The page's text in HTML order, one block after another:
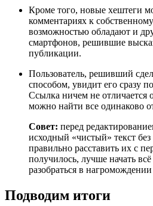
Кроме того, новые хештеги
комментариях к
возможностью обладают и
смартфонов, решившие
публикации.
Пользователь, решивший
способом, увидит его сразу
Ссылка ничем не отличается
можно найти все одинаково
Совет: перед
исходный «чистый» текст
правильно расставить их с
получилось, лучше начать
разобраться в
Подводим итоги